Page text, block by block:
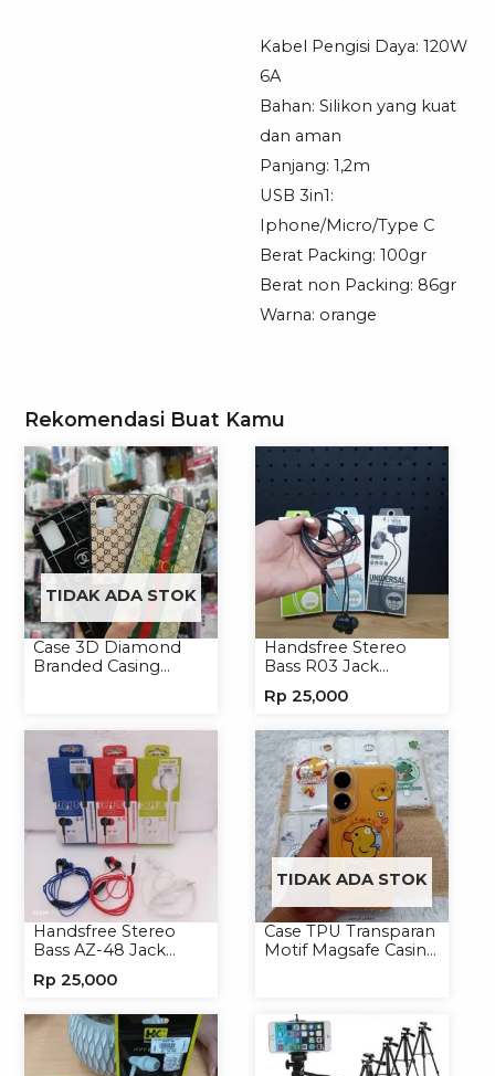
Kabel Pengisi Daya: 120W
6A
Bahan: Silikon yang kuat
dan aman
Panjang: 1,2m
USB 3in1:
Iphone/Micro/Type C
Berat Packing: 100gr
Berat non Packing: 86gr
Warna: orange
Rekomendasi Buat Kamu
TIDAK ADA STOK
Case 3D Diamond
Branded Casing
Handsfree Stereo
Bass R03 Jack
Headset Earphone
Rp 25,000
Handsfree Stereo
Bass AZ-48 Jack
Headset Headphone
Rp 25,000
TIDAK ADA STOK
Case TPU Transparan
Motif Magsafe Casing